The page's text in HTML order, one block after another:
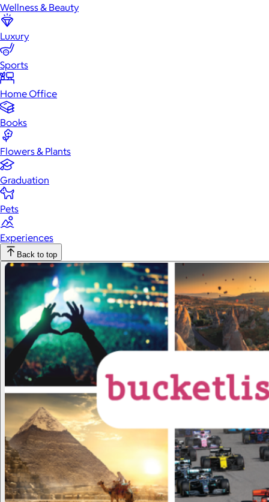
Wellness & Beauty
Luxury
Sports
Home Office
Books
Flowers & Plants
Graduation
Pets
Experiences
Back to top